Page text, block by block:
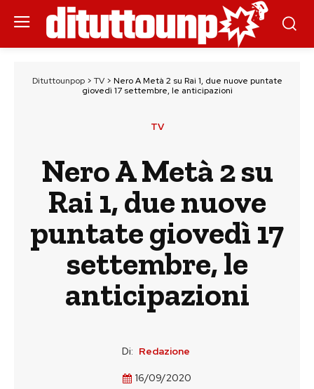
Dituttounpop> TV> Nero A Metà 2 su Rai 1, due nuove puntate
giovedì 17 settembre, le anticipazioni
TV
Nero A Metà 2 su
Rai 1, due nuove
puntate giovedì 17
settembre, le
anticipazioni
Di: Redazione
16/09/2020